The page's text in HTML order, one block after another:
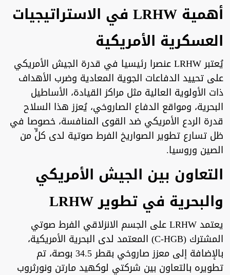
أهمية LRHW في الاستراتيجيات
العسكرية الأمريكية
يُعتبر LRHW عنصرا رئيسيا في قدرة الجيش الأمريكي
على تحييد الدفاعات الجوية المعادية وضرب الأهداف
ذات الأولوية العالية مثل مراكز القيادة، الأساطيل
البحرية، ومواقع الدفاع الصاروخي، يُعزز هذا السلاح
قدرة الردع الأمريكي ضد القوى المنافسة، خصوصا في
ظل تسارع تطوير الصواريخ الفرط صوتية لدى كلٍّ من
الصين وروسيا.
التعاون بين الجيش الأمريكي
والبحرية في تطوير LRHW
يعتمد LRHW على الجسم الانزلاقي الفرط صوتي
المشترك (C-HGB) المعتمد لدى البحرية الأمريكية،
بالإضافة إلى معزز صاروخي بقطر 34.5 بوصة، تم
تطويره بالتعاون بين شركتي لوكهيد مارتن ونورثروب